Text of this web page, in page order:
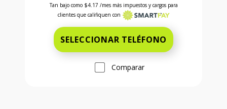
Antes el precio era 149 dollars and 99 cents
Tan bajo como $4.17 /mes más impuestos y cargos para
clientes que califiquen con
SELECCIONAR TELÉFONO
Comparar